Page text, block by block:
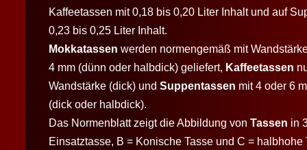
Kaffeetassen mit 0,18 bis 0,20 Liter Inhalt und auf
0,23 bis 0,25 Liter Inhalt.
Mokkatassen werden normengemäß mit
4 mm (dünn oder halbdick) geliefert, Kaffeetassen
Wandstärke (dick) undSuppentassen mit 4 oder 6
(dick oder halbdick).
Das Normenblatt zeigt die Abbildung vonTassen in
Einsatztasse, B = Konische Tasse und C = halbhohe